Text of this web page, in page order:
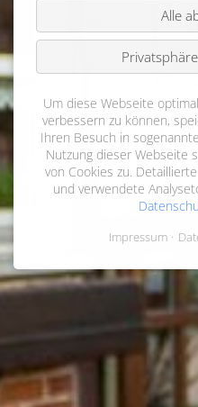
Alle
Um diese Webseite
verbessern zu können,
Ihren Besuch in
Nutzung dieser Webseite
von Cookies zu.
und verwendete
Impressum